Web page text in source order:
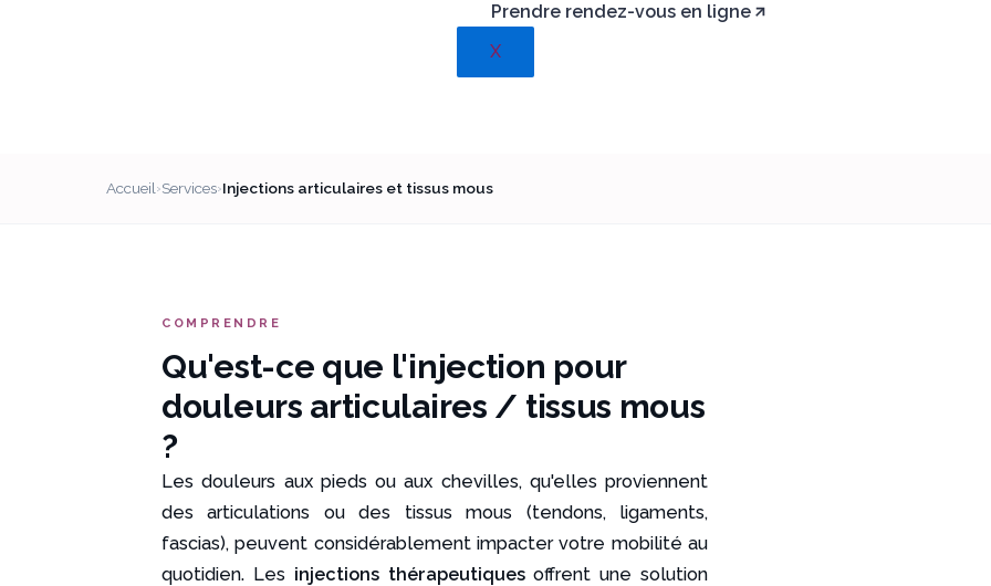
X
Prendre rendez-vous en ligne
Accueil ›Services›Injections articulaires et tissus mous
COMPRENDRE
Qu'est-ce que l'injection pour
douleurs articulaires / tissus mous
?
Les douleurs aux pieds ou aux chevilles, qu'elles proviennent
des articulations ou des tissus mous (tendons, ligaments,
fascias), peuvent considérablement impacter votre mobilité au
quotidien. Les injections thérapeutiquesoffrent une solution